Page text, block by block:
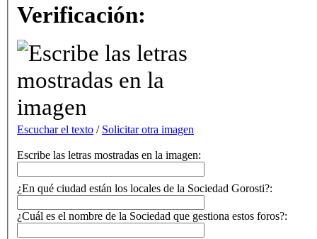
Verificación:
Escuchar el texto / Solicitar otra imagen
Escribe las letras mostradas en la imagen:
¿En qué ciudad están los locales de la Sociedad Gorosti?:
¿Cuál es el nombre de la Sociedad que gestiona estos foros?: